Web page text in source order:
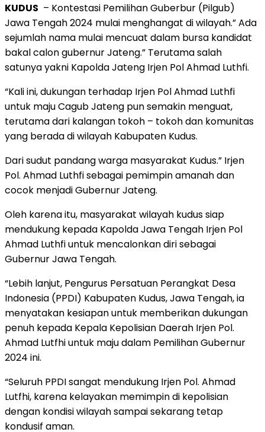
KUDUS – Kontestasi Pemilihan Guberbur (Pilgub)
Jawa Tengah 2024 mulai menghangat di wilayah.” Ada
sejumlah nama mulai mencuat dalam bursa kandidat
bakal calon gubernur Jateng.” Terutama salah
satunya yakni Kapolda Jateng Irjen Pol Ahmad Luthfi.
“Kali ini, dukungan terhadap Irjen Pol Ahmad Luthfi
untuk maju Cagub Jateng pun semakin menguat,
terutama dari kalangan tokoh – tokoh dan komunitas
yang berada di wilayah Kabupaten Kudus.
Dari sudut pandang warga masyarakat Kudus.” Irjen
Pol. Ahmad Luthfi sebagai pemimpin amanah dan
cocok menjadi Gubernur Jateng.
Oleh karena itu, masyarakat wilayah kudus siap
mendukung kepada Kapolda Jawa Tengah Irjen Pol
Ahmad Luthfi untuk mencalonkan diri sebagai
Gubernur Jawa Tengah.
“Lebih lanjut, Pengurus Persatuan Perangkat Desa
Indonesia (PPDI) Kabupaten Kudus, Jawa Tengah, ia
menyatakan kesiapan untuk memberikan dukungan
penuh kepada Kepala Kepolisian Daerah Irjen Pol.
Ahmad Lutfhi untuk maju dalam Pemilihan Gubernur
2024 ini.
“Seluruh PPDI sangat mendukung Irjen Pol. Ahmad
Lutfhi, karena kelayakan memimpin di kepolisian
dengan kondisi wilayah sampai sekarang tetap
kondusif aman.